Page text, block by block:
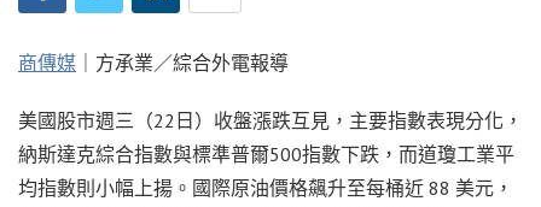
商傳媒 ｜方承業／綜合外電報導
美國股市週三（22日）收盤漲跌互見，主要指數表現分化，
納斯達克綜合指數與標準普爾500指數下跌，而道瓊工業平
均指數則小幅上揚。國際原油價格飆升至每桶近 88 美元，